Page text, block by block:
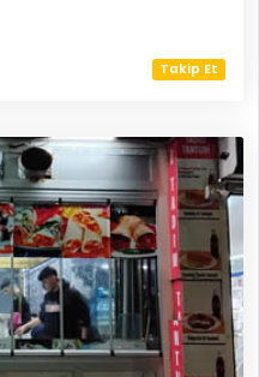
Takip Et